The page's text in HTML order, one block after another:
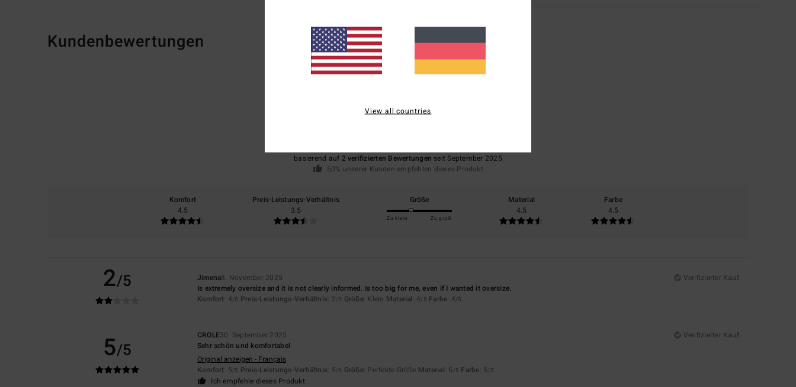
Kundenbewertungen
3.5
basierend auf 2 verifizierten Bewertungen seit September 2025
50% unserer Kunden empfehlen dieses Produkt
Komfort
4.5
Preis-Leistungs-Verhältnis
3.5
Größe
Zu klein Zu groß
Material
4.5
Farbe
4.5
2/5 Jimena8. November 2025
Verifizierter Kauf
Is extremely oversize and it is not clearly informed. Is too big for me, even if I wanted it oversize.
Komfort: 4/5 Preis-Leistungs-Verhältnis: 2/5 Größe: Klein Material: 4/5 Farbe: 4/5
5/5
CROLE30. September 2025
Verifizierter Kauf
Sehr schön und komfortabel
Original anzeigen - Français
Komfort: 5/5 Preis-Leistungs-Verhältnis: 5/5 Größe: Perfekte Größe Material: 5 /5 Farbe: 5/5
Ich empfehle dieses Produkt
View all countries